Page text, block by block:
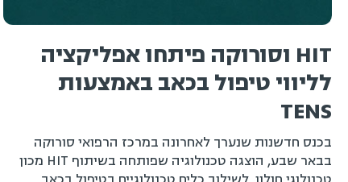
HIT וסורוקה פיתחו אפליקציה
לליווי טיפול בכאב באמצעות
TENS
בכנס חדשנות שנערך לאחרונה במרכז הרפואי סורוקה
בבאר שבע, הוצגה טכנולוגיה שפותחה בשיתוף HIT מכון